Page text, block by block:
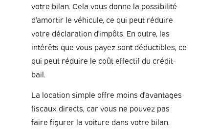
votre bilan. Cela vous donne la possibilité
d'amortir le véhicule, ce qui peut réduire
votre déclaration d'impôts. En outre, les
intérêts que vous payez sont déductibles, ce
qui peut réduire le coût effectif du crédit-
bail.
La location simple offre moins d'avantages
fiscaux directs, car vous ne pouvez pas
faire figurer la voiture dans votre bilan.